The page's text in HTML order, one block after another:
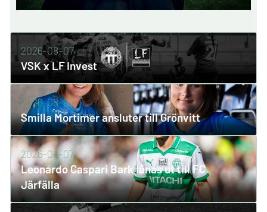
2026-08-07
VSK x LF Invest
2026-08-07
Smilla Mortimer ansluter till Grönvitt
2026-08-07
Leonardo Caspari Bark lånas ut till FC
Järfälla